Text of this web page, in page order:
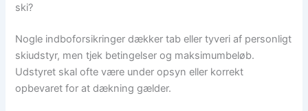
ski?
Nogle indboforsikringer dækker tab eller tyveri af personligt
skiudstyr, men tjek betingelser og maksimumbeløb.
Udstyret skal ofte være under opsyn eller korrekt
opbevaret for at dækning gælder.